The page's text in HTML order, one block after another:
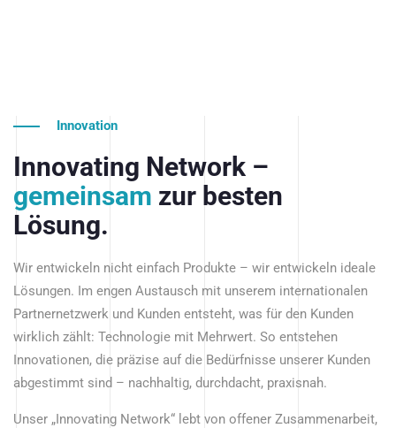
Innovation
Innovating Network –
gemeinsam zur besten
Lösung.
Wir entwickeln nicht einfach Produkte – wir entwickeln ideale
Lösungen. Im engen Austausch mit unserem internationalen
Partnernetzwerk und Kunden entsteht, was für den Kunden
wirklich zählt: Technologie mit Mehrwert. So entstehen
Innovationen, die präzise auf die Bedürfnisse unserer Kunden
abgestimmt sind – nachhaltig, durchdacht, praxisnah.
Unser „Innovating Network“ lebt von offener Zusammenarbeit,